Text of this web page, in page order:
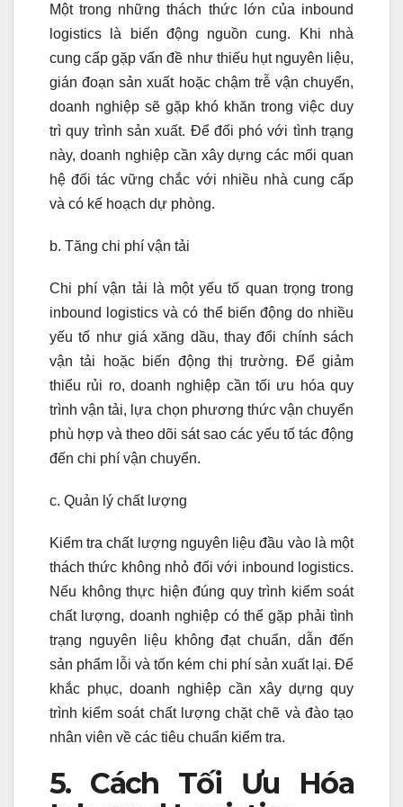
Một trong những thách thức lớn của inbound
logistics là biến động nguồn cung. Khi nhà
cung cấp gặp vấn đề như thiếu hụt nguyên liệu,
gián đoạn sản xuất hoặc chậm trễ vận chuyển,
doanh nghiệp sẽ gặp khó khăn trong việc duy
trì quy trình sản xuất. Để đối phó với tình trạng
này, doanh nghiệp cần xây dựng các mối quan
hệ đối tác vững chắc với nhiều nhà cung cấp
và có kế hoạch dự phòng.
b. Tăng chi phí vận tải
Chi phí vận tải là một yếu tố quan trọng trong
inbound logistics và có thể biến động do nhiều
yếu tố như giá xăng dầu, thay đổi chính sách
vận tải hoặc biến động thị trường. Để giảm
thiểu rủi ro, doanh nghiệp cần tối ưu hóa quy
trình vận tải, lựa chọn phương thức vận chuyển
phù hợp và theo dõi sát sao các yếu tố tác động
đến chi phí vận chuyển.
c. Quản lý chất lượng
Kiểm tra chất lượng nguyên liệu đầu vào là một
thách thức không nhỏ đối với inbound logistics.
Nếu không thực hiện đúng quy trình kiểm soát
chất lượng, doanh nghiệp có thể gặp phải tình
trạng nguyên liệu không đạt chuẩn, dẫn đến
sản phẩm lỗi và tốn kém chi phí sản xuất lại. Để
khắc phục, doanh nghiệp cần xây dựng quy
trình kiểm soát chất lượng chặt chẽ và đào tạo
nhân viên về các tiêu chuẩn kiểm tra.
5. Cách Tối Ưu Hóa